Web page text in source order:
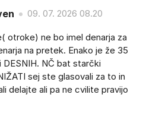
09. 07. 2026 08.20
otroke) ne bo imel denarja za
na pretek. Enako je že 35
NČ bat starčki
sej ste glasovali za to in
delajte ali pa ne cvilite pravijo